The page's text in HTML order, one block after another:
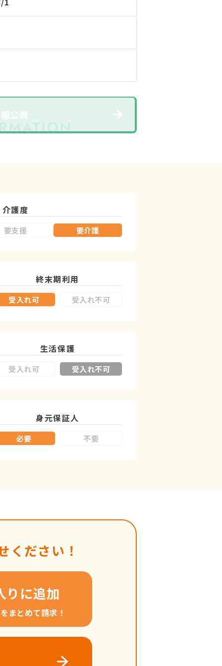
公表
介護度
要支援 要介護
終末期利用
受入れ可 受入れ不可
生活保護
受入れ可 受入れ不可
身元保証人
必要 不要
ください！
りに追加
まとめて請求！